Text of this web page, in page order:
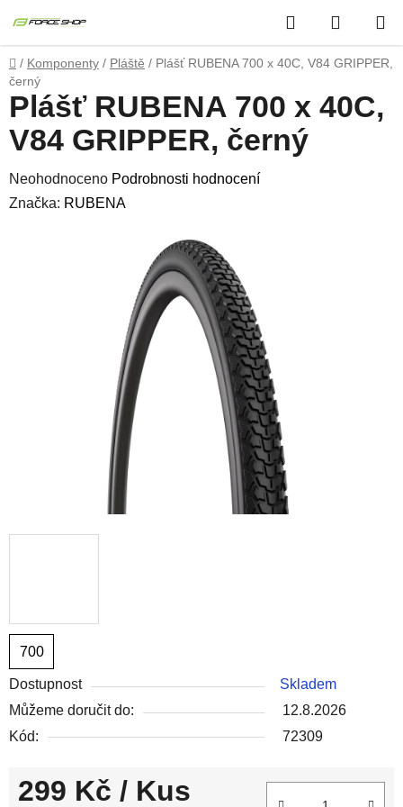
na
obsah
Hledat
KOŠÍK
Domů
/ Komponenty / Pláště / Plášť RUBENA 700 x 40C, V84 GRIPPER,
černý
700
Dostupnost
Skladem
Můžeme doručit do:
12.8.2026
Kód:
72309
299 Kč / Kus
Plášť RUBENA 700 x 40C,
V84 GRIPPER, černý
Průměrné
hodnocení
Neohodnoceno Podrobnosti hodnocení
Značka: RUBENA